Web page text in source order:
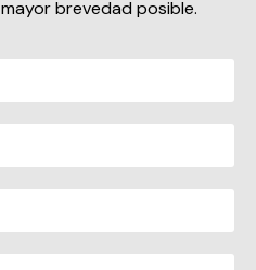
brevedad posible.